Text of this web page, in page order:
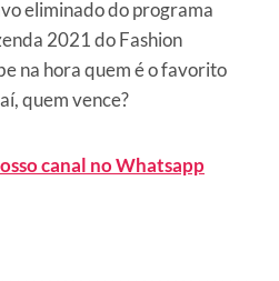
eliminado do programa
2021 do Fashion
na hora quem é o favorito
quem vence?
canal no Whatsapp